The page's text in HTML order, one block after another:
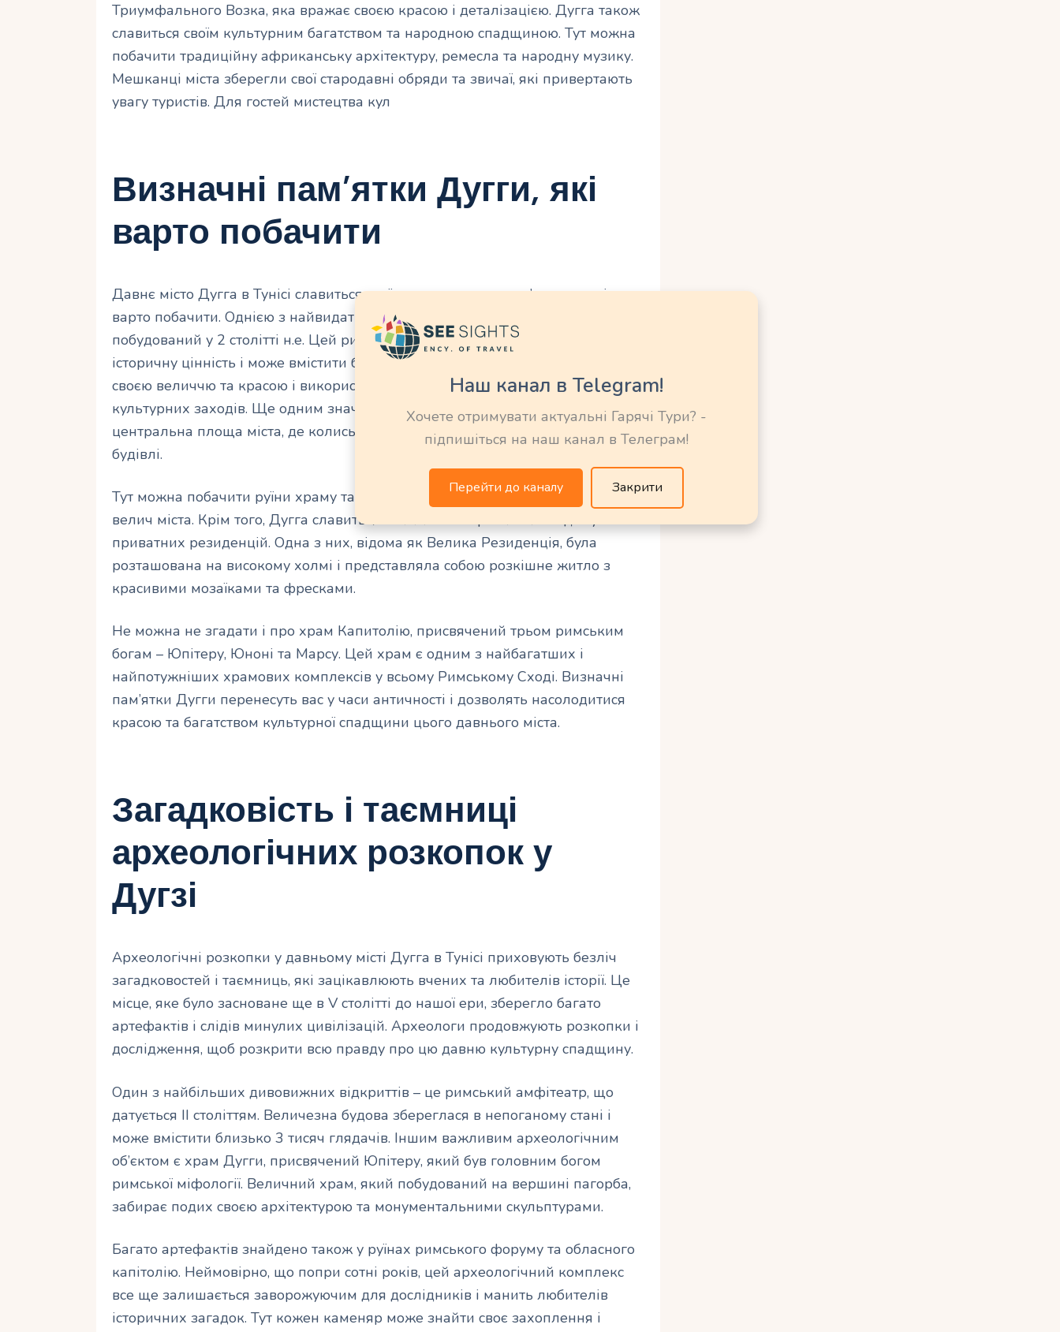
Триумфального Возка, яка вражає своєю красою і деталізацією. Дугга також
славиться своїм культурним багатством та народною спадщиною. Тут можна
побачити традиційну африканську архітектуру, ремесла та народну музику.
Мешканці міста зберегли свої стародавні обряди та звичаї, які привертають
увагу туристів. Для гостей мистецтва кул
Визначні пам’ятки Дугги, які
варто побачити
Давнє місто Дугга в Тунісі славиться своїми визначними пам’ятками, які
варто побачити. Однією з найвидатніших споруд є амфітеатр Дугги, який був
побудований у 2 столітті н.е. Цей римський амфітеатр має величезну
історичну цінність і може вмістити близько 3500 глядачів. Він досі вражає
своєю величчю та красою і використовується для проведення концертів та
культурних заходів. Ще одним значимим пам’ятником є Форум Дугги –
центральна площа міста, де колись знаходилася ринкова площа та публічні
будівлі.
Тут можна побачити руїни храму та ряди колон, які свідчать про колишню
велич міста. Крім того, Дугга славиться також своїми розкопками домус –
приватних резиденцій. Одна з них, відома як Велика Резиденція, була
розташована на високому холмі і представляла собою розкішне житло з
красивими мозаїками та фресками.
Не можна не згадати і про храм Капитолію, присвячений трьом римським
богам – Юпітеру, Юноні та Марсу. Цей храм є одним з найбагатших і
найпотужніших храмових комплексів у всьому Римському Сході. Визначні
пам’ятки Дугги перенесуть вас у часи античності і дозволять насолодитися
красою та багатством культурної спадщини цього давнього міста.
Загадковість і таємниці
археологічних розкопок у
Дугзі
Археологічні розкопки у давньому місті Дугга в Тунісі приховують безліч
загадковостей і таємниць, які зацікавлюють вчених та любителів історії. Це
місце, яке було засноване ще в V столітті до нашої ери, зберегло багато
артефактів і слідів минулих цивілізацій. Археологи продовжують розкопки і
дослідження, щоб розкрити всю правду про цю давню культурну спадщину.
Один з найбільших дивовижних відкриттів – це римський амфітеатр, що
датується ІІ століттям. Величезна будова збереглася в непоганому стані і
може вмістити близько 3 тисяч глядачів. Іншим важливим археологічним
об’єктом є храм Дугги, присвячений Юпітеру, який був головним богом
римської міфології. Величний храм, який побудований на вершині пагорба,
забирає подих своєю архітектурою та монументальними скульптурами.
Багато артефактів знайдено також у руїнах римського форуму та обласного
капітолію. Неймовірно, що попри сотні років, цей археологічний комплекс
все ще залишається заворожуючим для дослідників і манить любителів
історичних загадок. Тут кожен каменяр може знайти своє захоплення і
Наш канал в Telegram!
Хочете отримувати актуальні Гарячі Тури? -
підпишіться на наш канал в Телеграм!
Перейти до каналу Закрити